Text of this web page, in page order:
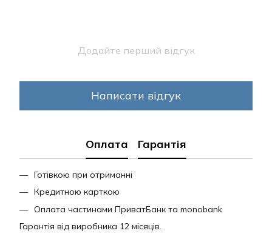
Додайте перший відгук
Написати відгук
Оплата Гарантія
Готівкою при отриманні
Кредитною карткою
Оплата частинами ПриватБанк та monobank
Гарантія від виробника 12 місяців.